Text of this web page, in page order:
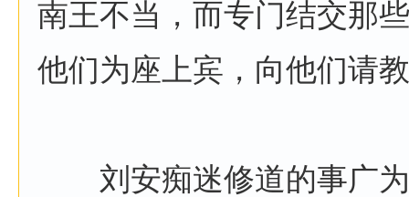
南王不当，而专门结交那
他们为座上宾，向他们请
刘安痴迷修道的事广为